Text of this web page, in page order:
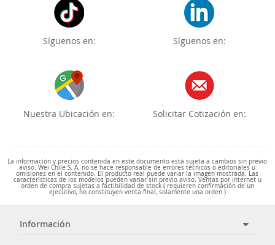
Síguenos en: Síguenos en:
Nuestra Ubicación en: Solicitar Cotización en:
La información y precios contenida en este documento está sujeta a cambios sin previo
aviso. Wei Chile S. A. no se hace responsable de errores técnicos o editoriales u
omisiones en el contenido. El producto real puede variar la imagen mostrada. Las
características de los modelos pueden variar sin previo aviso. Ventas por internet u
orden de compra sujetas a factibilidad de stock ( requieren confirmación de un
ejecutivo, no constituyen venta final, solamente una orden )
Información